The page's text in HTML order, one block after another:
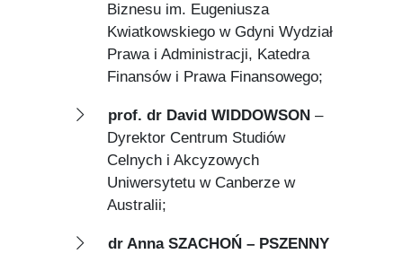
Biznesu im. Eugeniusza
Kwiatkowskiego w Gdyni Wydział
Prawa i Administracji, Katedra
Finansów i Prawa Finansowego;
prof. dr David WIDDOWSON –
Dyrektor Centrum Studiów
Celnych i Akcyzowych
Uniwersytetu w Canberze w
Australii;
dr Anna SZACHOŃ – PSZENNY